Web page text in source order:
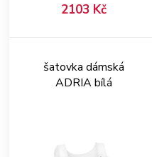
2103 Kč
šatovka dámská
ADRIA bílá